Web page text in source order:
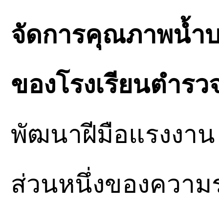
จัดการคุณภาพน้ำ
ของโรงเรียนตำร
พัฒนาฝีมือแรงงาน
ส่วนหนึ่งของควา